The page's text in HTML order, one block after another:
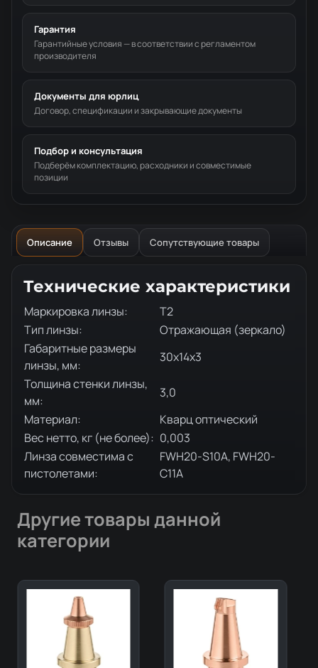
Гарантия
Гарантийные условия — в соответствии с регламентом
производителя
Документы для юрлиц
Договор, спецификации и закрывающие документы
Подбор и консультация
Подберём комплектацию, расходники и совместимые
позиции
Описание Отзывы Сопутствующие товары
Описание товара
Технические характеристики
Маркировка линзы:
T2
Тип линзы:
Отражающая (зеркало)
Габаритные размеры
линзы, мм:
30х14х3
Толщина стенки линзы,
мм:
3,0
Материал:
Кварц оптический
Вес нетто, кг (не более): 0,003
Линза совместима с
пистолетами:
FWH20-S10A, FWH20-
C11A
Другие товары данной
категории